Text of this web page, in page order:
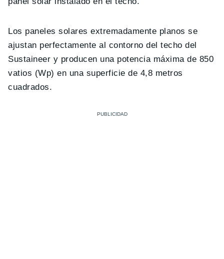
Los paneles solares extremadamente planos se
ajustan perfectamente al contorno del techo del
Sustaineer y producen una potencia máxima de 850
vatios (Wp) en una superficie de 4,8 metros
cuadrados.